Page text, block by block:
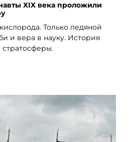
XIX века проложили
Только ледяной
и вера в науку. История